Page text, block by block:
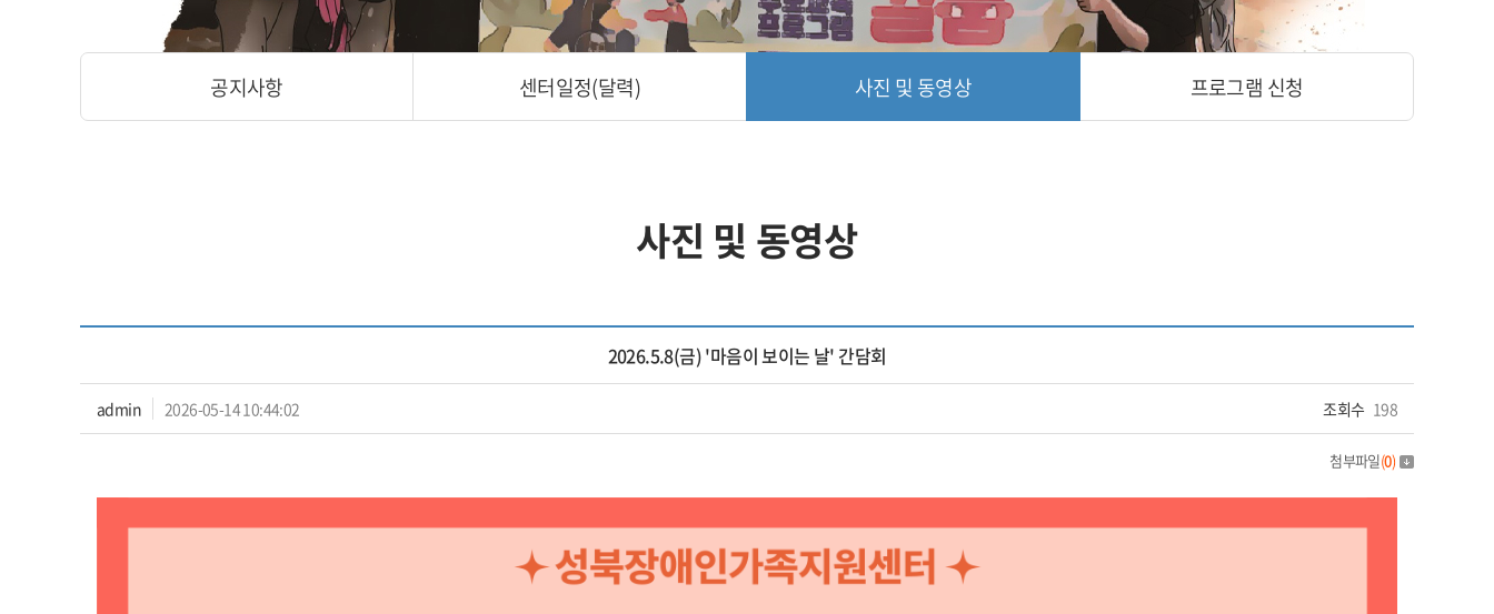
공지사항 센터일정(달력) 사진 및 동영상 프로그램 신청
사진 및 동영상
2026.5.8(금) '마음이 보이는 날' 간담회
admin 2026-05-14 10:44:02 조회수 198
첨부파일(0)